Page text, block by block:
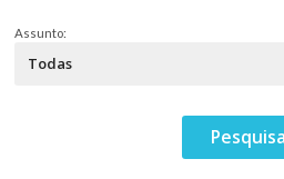
Assunto: